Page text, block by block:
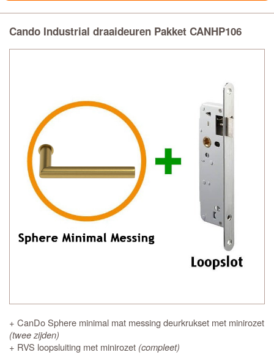
Cando Industrial draaideuren Pakket CANHP106
+ CanDo Sphere minimal mat messing deurkrukset met minirozet
(twee zijden)
+ RVS loopsluiting met minirozet (compleet)